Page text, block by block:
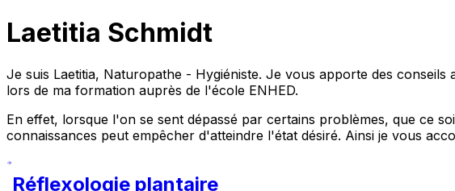
Laetitia Schmidt
Je suis Laetitia, Naturopathe - Hygiéniste. Je vous apporte des
lors de ma formation auprès de l'école ENHED.
En effet, lorsque l'on se sent dépassé par certains problèmes, que ce
connaissances peut empêcher d'atteindre l'état désiré. Ainsi je vous
Réflexologie plantaire